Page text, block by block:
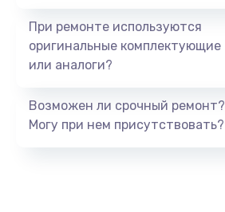
При ремонте используются
оригинальные комплектующие
или аналоги?
Возможен ли срочный ремонт?
Могу при нем присутствовать?